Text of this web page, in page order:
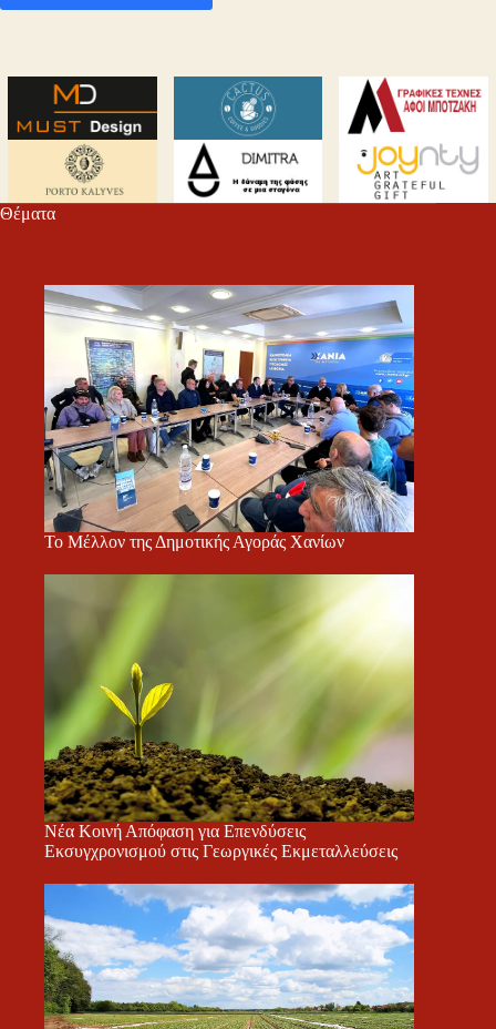
Θέματα
Το Μέλλον της Δημοτικής Αγοράς Χανίων
Νέα Κοινή Απόφαση για Επενδύσεις
Εκσυγχρονισμού στις Γεωργικές Εκμεταλλεύσεις